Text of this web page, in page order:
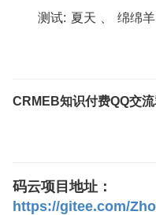
测试: 夏天 、 绵绵
CRMEB知识付费QQ交
码云项目地址：
https://gitee.com/